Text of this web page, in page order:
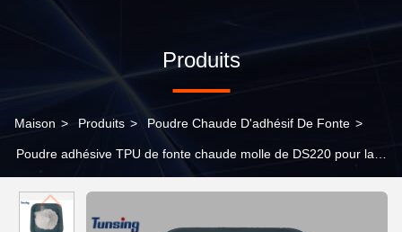
Produits
Maison > Produits > Poudre Chaude D'adhésif De Fonte >
Poudre adhésive TPU de fonte chaude molle de DS220 pour la